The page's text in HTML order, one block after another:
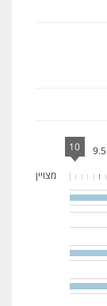
10
9.5
מצויין